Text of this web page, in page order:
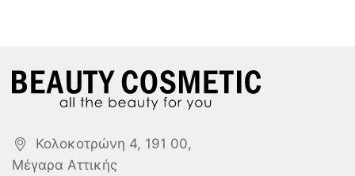
Κολοκοτρώνη 4, 191 00,
Μέγαρα Αττικής